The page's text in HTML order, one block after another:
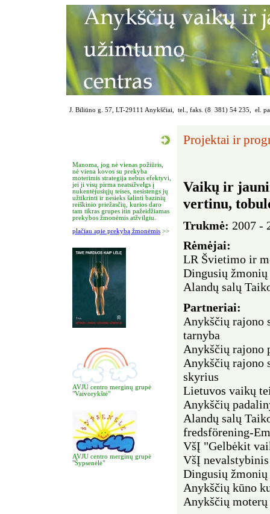
J. Biliūno g. 57, LT-29111 Anykščiai, tel., faks. (8 381) 54 235, el.
Projektai ir
Manoma, jog nė vienas požiūris,
nė viena kovos su prekyba
moterimis strategija nebus efektyvi,
jei ji visų pirma neatsižvelgs į
nukentėjusiųjų teises, nesistengs jų
užtikrinti ir nesieks šalinti bazinių
reiškinio priežasčių, kurios daro
tam tikras grupes itin pažeidžiamas
prekybos žmonėmis atžvilgiu.
plačiau apie prekybą žmonėmis >>
AVJU centro merginų grupė
"Vaivorykštė"
AVJU centro merginų grupė
"Šypsenėlė"
Vaikų ir
vertinu,
Trukmė: 2007 -
Rėmėjai:
LR Švietimo ir
Dingusių žmonių
Alandų salų
Partneriai:
Anykščių rajono
tarnyba
Anykščių rajono
Anykščių rajono
skyrius
Lietuvos vaikų
Anykščių
Alandų salų
fredsförening-
VšĮ "Gelbėkit
VšĮ
Dingusių žmonių
Anykščių kūno
Anykščių